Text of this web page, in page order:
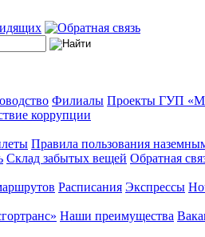
Филиалы Проекты ГУП
коррупции
Правила пользования
Склад забытых вещей Обратная
Расписания Экспрессы
Наши преимущества